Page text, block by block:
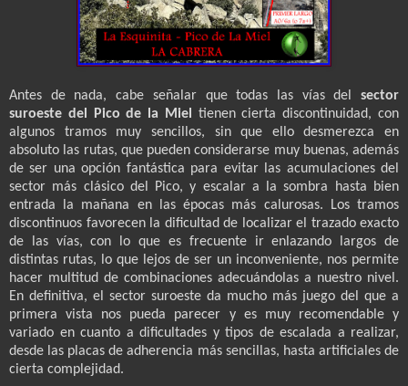
Antes de nada, cabe señalar que todas las vías del sector
suroeste del Pico de la Miel tienen cierta discontinuidad, con
algunos tramos muy sencillos, sin que ello desmerezca en
absoluto las rutas, que pueden considerarse muy buenas, además
de ser una opción fantástica para evitar las acumulaciones del
sector más clásico del Pico, y escalar a la sombra hasta bien
entrada la mañana en las épocas más calurosas. Los tramos
discontinuos favorecen la dificultad de localizar el trazado exacto
de las vías, con lo que es frecuente ir enlazando largos de
distintas rutas, lo que lejos de ser un inconveniente, nos permite
hacer multitud de combinaciones adecuándolas a nuestro nivel.
En definitiva, el sector suroeste da mucho más juego del que a
primera vista nos pueda parecer y es muy recomendable y
variado en cuanto a dificultades y tipos de escalada a realizar,
desde las placas de adherencia más sencillas, hasta artificiales de
cierta complejidad.